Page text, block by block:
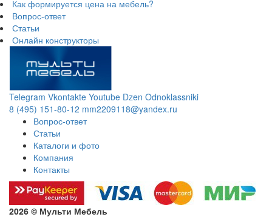
Как формируется цена на мебель?
Вопрос-ответ
Статьи
Онлайн конструкторы
Telegram Vkontakte Youtube Dzen Odnoklassniki
8 (495) 151-80-12 mm2209118@yandex.ru
Вопрос-ответ
Статьи
Каталоги и фото
Компания
Контакты
2026 © Мульти Мебель